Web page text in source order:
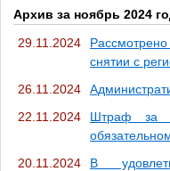
Архив за ноябрь 2024
29.11.2024
снятии с
26.11.2024
22.11.2024
Штраф за
20.11.2024
В